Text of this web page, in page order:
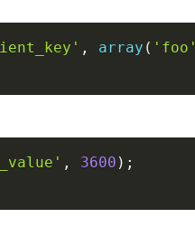
, array ( 'foo'
, 3600 ) ;